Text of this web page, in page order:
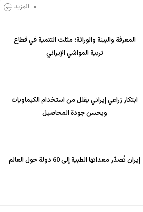
المزید
المعرفة والبيئة والوراثة؛ مثلث التنمية في قطاع
تربية المواشي الإيراني
ابتكار زراعي إيراني يقلل من استخدام الكيماويات
ويحسن جودة المحاصيل
إيران تُصدّر معداتها الطبية إلى 60 دولة حول العالم